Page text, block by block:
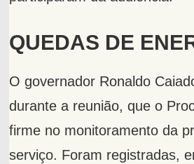
QUEDAS DE
O governador Ronaldo
durante a reunião, que o
firme no monitoramento da
serviço. Foram registradas,